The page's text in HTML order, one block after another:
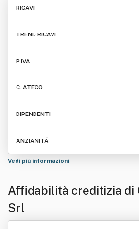
RICAVI
TREND RICAVI
P.IVA
C. ATECO
DIPENDENTI
ANZIANITÁ
Vedi più informazioni
Affidabilità creditizia di
Srl